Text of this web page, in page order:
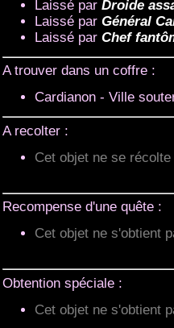
Laissé par Droide
Laissé par Général
Laissé par Chef
A trouver dans un coffre :
Cardianon - Ville
A recolter :
Cet objet ne se
Recompense d'une quête :
Cet objet ne s'obtient
Obtention spéciale :
Cet objet ne s'obtient